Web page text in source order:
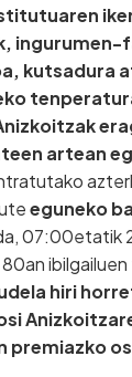
ingurumen-
kutsadura
artean
eguneko
07:00etatik
hiri
premiazko